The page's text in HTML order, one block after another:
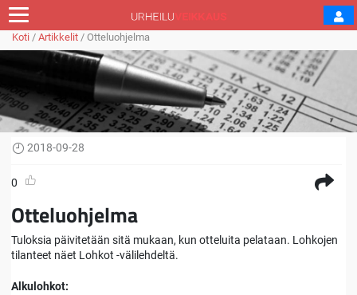
Koti / Artikkelit / Otteluohjelma
2018-09-28
0
Otteluohjelma
Tuloksia päivitetään sitä mukaan, kun otteluita pelataan. Lohkojen
tilanteet näet Lohkot -välilehdeltä.
Alkulohkot: